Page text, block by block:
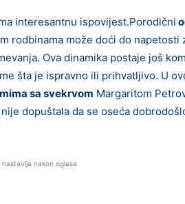
interesantnu ispovijest.Porodični
rodbinama može doći do napetosti
Ova dinamika postaje još
šta je ispravno ili prihvatljivo. U
sa svekrvom Margaritom
dopuštala da se oseća
nastavlja nakon oglasa